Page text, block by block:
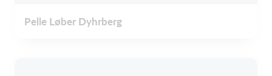
Pelle Løber Dyhrberg